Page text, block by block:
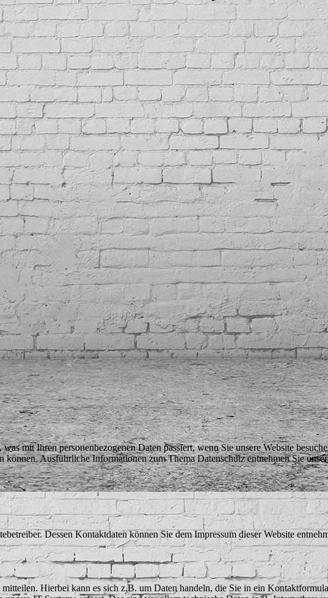
mit Ihren personenbezogenen Daten passiert, wenn Sie unsere Website
Ausführliche Informationen zum Thema Datenschutz entnehmen Sie
Dessen Kontaktdaten können Sie dem Impressum dieser Website
Hierbei kann es sich z.B. um Daten handeln, die Sie in ein